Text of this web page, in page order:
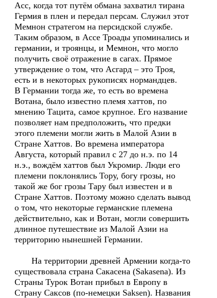
Асс, когда тот путём обмана захватил тирана
Гермия в плен и передал персам. Служил этот
Мемнон стратегом на персидской службе.
Таким образом, в Ассе Троады упоминались и
германии, и троянцы, и Мемнон, что могло
получить своё отражение в сагах. Прямое
утверждение о том, что Асгард – это Троя,
есть и в некоторых рукописях нормандцев.
В Германии тогда же, то есть во времена
Вотана, было известно племя хаттов, по
мнению Тацита, самое крупное. Его название
позволяет нам предположить, что предки
этого племени могли жить в Малой Азии в
Стране Хаттов. Во времена императора
Августа, который правил с 27 до н.э. по 14
н.э., вождём хаттов был Укромир. Люди его
племени поклонялись Тору, богу грозы, но
такой же бог грозы Тару был известен и в
Стране Хаттов. Поэтому можно сделать вывод
о том, что некоторые германские племена
действительно, как и Вотан, могли совершить
длинное путешествие из Малой Азии на
территорию нынешней Германии.
На территории древней Армении когда-то
существовала страна Сакасена (Sakasena). Из
Страны Турок Вотан прибыл в Европу в
Страну Саксов (по-немецки Saksen). Названия